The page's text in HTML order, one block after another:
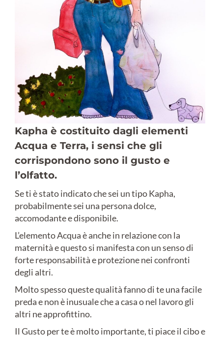
Kapha è costituito dagli elementi
Acqua e Terra, i sensi che gli
corrispondono sono il gusto e
l’olfatto.
Se ti è stato indicato che sei un tipo Kapha,
probabilmente sei una persona dolce,
accomodante e disponibile.
L’elemento Acqua è anche in relazione con la
maternità e questo si manifesta con un senso di
forte responsabilità e protezione nei confronti
degli altri.
Molto spesso queste qualità fanno di te una facile
preda e non è inusuale che a casa o nel lavoro gli
altri ne approfittino.
Il Gusto per te è molto importante, ti piace il cibo e